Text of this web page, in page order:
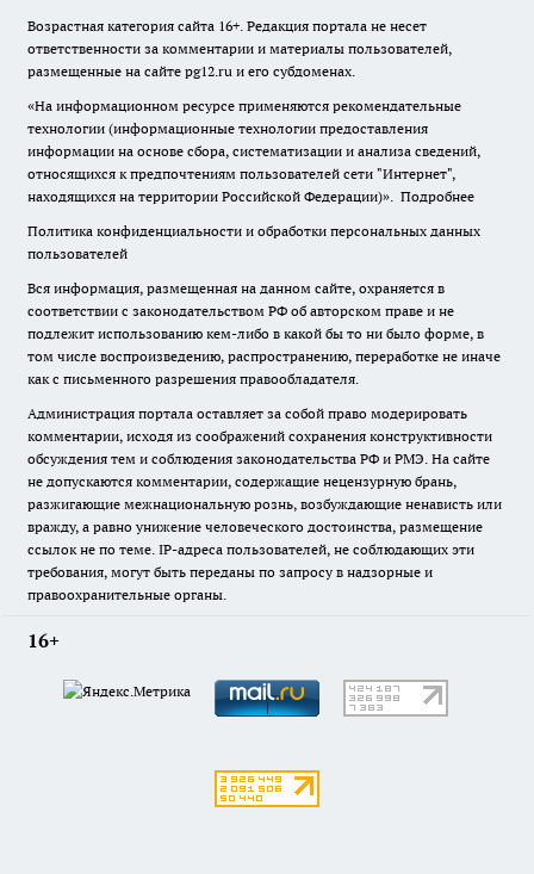
Возрастная категория сайта 16+. Редакция портала не несет
ответственности за комментарии и материалы пользователей,
размещенные на сайте pg12.ru и его субдоменах.
«На информационном ресурсе применяются рекомендательные
технологии (информационные технологии предоставления
информации на основе сбора, систематизации и анализа сведений,
относящихся к предпочтениям пользователей сети "Интернет",
находящихся на территории Российской Федерации)». Подробнее
Политика конфиденциальности и обработки персональных данных
пользователей
Вся информация, размещенная на данном сайте, охраняется в
соответствии с законодательством РФ об авторском праве и не
подлежит использованию кем-либо в какой бы то ни было форме, в
том числе воспроизведению, распространению, переработке не иначе
как с письменного разрешения правообладателя.
Администрация портала оставляет за собой право модерировать
комментарии, исходя из соображений сохранения конструктивности
обсуждения тем и соблюдения законодательства РФ и РМЭ. На сайте
не допускаются комментарии, содержащие нецензурную брань,
разжигающие межнациональную рознь, возбуждающие ненависть или
вражду, а равно унижение человеческого достоинства, размещение
ссылок не по теме. IP-адреса пользователей, не соблюдающих эти
требования, могут быть переданы по запросу в надзорные и
правоохранительные органы.
16+